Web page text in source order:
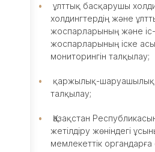
қызметі
Жүйелік
шаралар
Қоғамдық
Сұрақ-
ұлттық басқарушы
холдингтердің және
жоспарларының және
жоспарларының іске
мониторингін талқылау;
қаржылық-шаруашылық
талқылау;
Қазақстан
жетілдіру жөніндегі
мемлекеттік органдарға